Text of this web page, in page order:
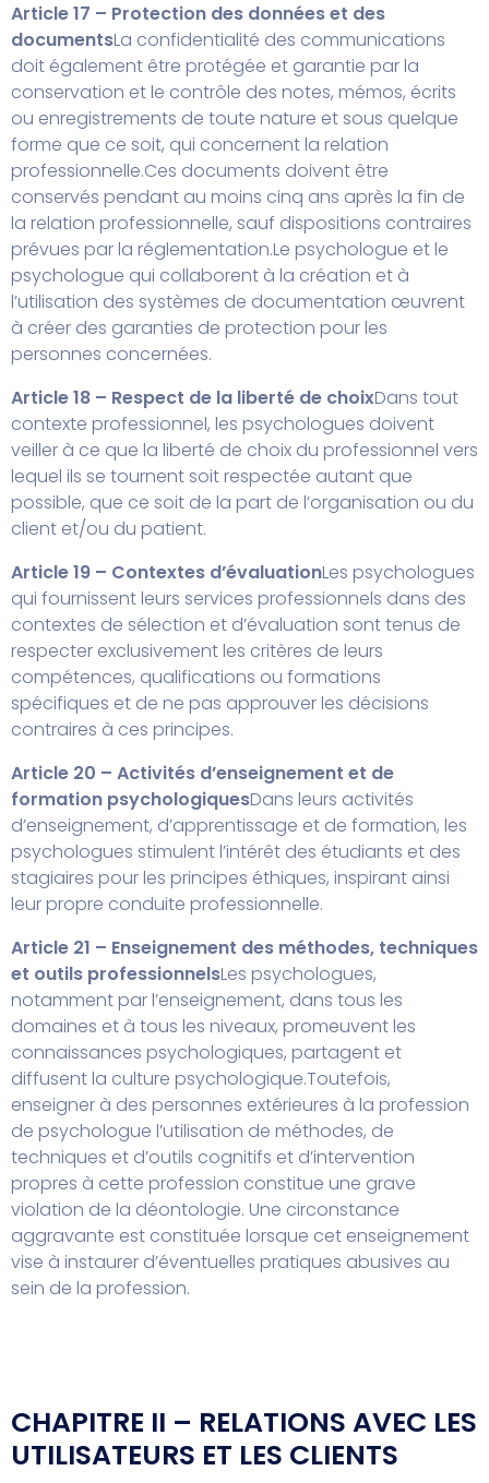
Article 17 – Protection des données et des
documentsLa confidentialité des communications
doit également être protégée et garantie par la
conservation et le contrôle des notes, mémos, écrits
ou enregistrements de toute nature et sous quelque
forme que ce soit, qui concernent la relation
professionnelle.Ces documents doivent être
conservés pendant au moins cinq ans après la fin de
la relation professionnelle, sauf dispositions contraires
prévues par la réglementation.Le psychologue et le
psychologue qui collaborent à la création et à
l’utilisation des systèmes de documentation œuvrent
à créer des garanties de protection pour les
personnes concernées.
Article 18 – Respect de la liberté de choixDans tout
contexte professionnel, les psychologues doivent
veiller à ce que la liberté de choix du professionnel vers
lequel ils se tournent soit respectée autant que
possible, que ce soit de la part de l’organisation ou du
client et/ou du patient.
Article 19 – Contextes d’évaluationLes psychologues
qui fournissent leurs services professionnels dans des
contextes de sélection et d’évaluation sont tenus de
respecter exclusivement les critères de leurs
compétences, qualifications ou formations
spécifiques et de ne pas approuver les décisions
contraires à ces principes.
Article 20 – Activités d’enseignement et de
formation psychologiquesDans leurs activités
d’enseignement, d’apprentissage et de formation, les
psychologues stimulent l’intérêt des étudiants et des
stagiaires pour les principes éthiques, inspirant ainsi
leur propre conduite professionnelle.
Article 21 – Enseignement des méthodes, techniques
et outils professionnelsLes psychologues,
notamment par l’enseignement, dans tous les
domaines et à tous les niveaux, promeuvent les
connaissances psychologiques, partagent et
diffusent la culture psychologique.Toutefois,
enseigner à des personnes extérieures à la profession
de psychologue l’utilisation de méthodes, de
techniques et d’outils cognitifs et d’intervention
propres à cette profession constitue une grave
violation de la déontologie. Une circonstance
aggravante est constituée lorsque cet enseignement
vise à instaurer d’éventuelles pratiques abusives au
sein de la profession.
CHAPITRE II – RELATIONS AVEC LES
UTILISATEURS ET LES CLIENTS